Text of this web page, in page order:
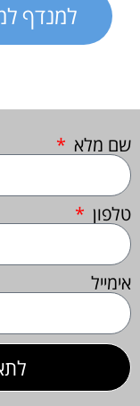
למנדף
שם מלא
טלפון
אימייל